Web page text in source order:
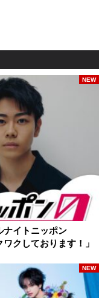
ナイトニッポン
クしております！」
NEW
NEW